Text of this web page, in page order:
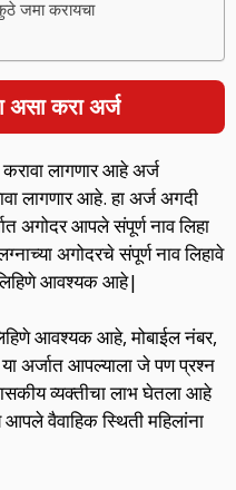
जमा करायचा
असा करा अर्ज
लागणार आहे अर्ज
लागणार आहे. हा अर्ज अगदी
अगोदर आपले संपूर्ण नाव लिहा
अगोदरचे संपूर्ण नाव लिहावे
लिहिणे आवश्यक आहे|
आवश्यक आहे, मोबाईल नंबर,
अर्जात आपल्याला जे पण प्रश्न
व्यक्तीचा लाभ घेतला आहे
वैवाहिक स्थिती महिलांना